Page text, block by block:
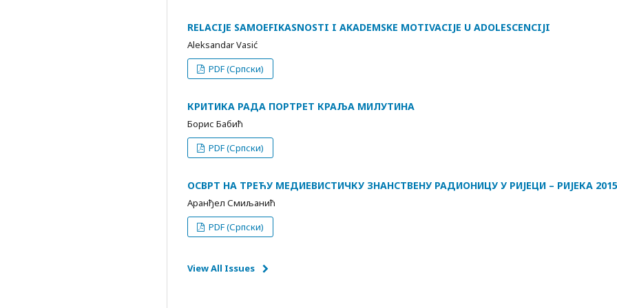
RELACIJE SAMOEFIKASNOSTI I AKADEMSKE MOTIVACIJE U ADOLESCENCIJI
Aleksandar Vasić
PDF (Српски)
КРИТИКА РАДА ПОРТРЕТ КРАЉА МИЛУТИНА
Борис Бабић
PDF (Српски)
ОСВРТ НА ТРЕЋУ МЕДИЕВИСТИЧКУ ЗНАНСТВЕНУ РАДИОНИЦУ У РИЈЕЦИ – РИЈЕКА
Аранђел Смиљанић
PDF (Српски)
View All Issues